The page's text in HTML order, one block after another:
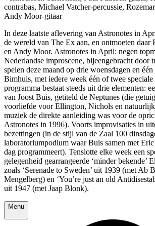
contrabas, Michael Vatcher-percussie,
Andy Moor-gitaar
In deze laatste aflevering van Astronotes in
de wereld van The Ex aan, en ontmoeten daar
en Andy Moor. Astronotes in April: negen
Nederlandse improscene, bijeengebracht door
spelen deze maand op drie woensdagen en
Bimhuis, met iedere week één of twee speciale
programma bestaat steeds uit drie elementen:
van Joost Buis, getiteld de Neptunes (die
voorliefde voor Ellington, Nichols en
muziek de direkte aanleiding was voor de
Astronotes in 1996). Voorts improvisaties in
bezettingen (in de stijl van de Zaal 100
laboratoriumpodium waar Buis samen met
dag programmeert). Tenslotte elke week een
gelegenheid gearrangeerde ‘minder bekende’
zoals ‘Serenade to Sweden’ uit 1939 (met Ab
Mengelberg) en ‘You’re just an old
uit 1947 (met Jaap Blonk).
Menu